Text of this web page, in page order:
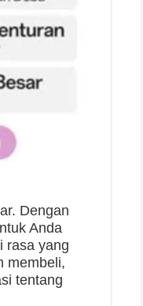
Dengan
Anda
rasa yang
membeli,
tentang